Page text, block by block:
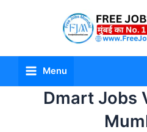
Menu
Dmart Jobs